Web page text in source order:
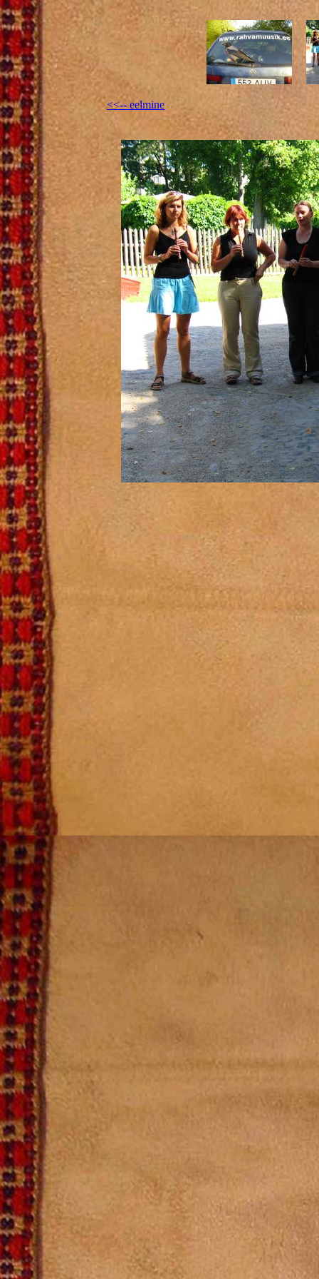
<<-- eelmine